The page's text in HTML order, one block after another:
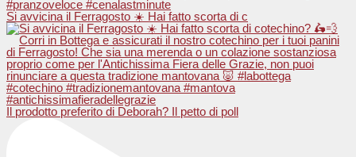
Si avvicina il Ferragosto ☀️ Hai fatto scorta di c
Il prodotto preferito di Deborah? Il petto di poll